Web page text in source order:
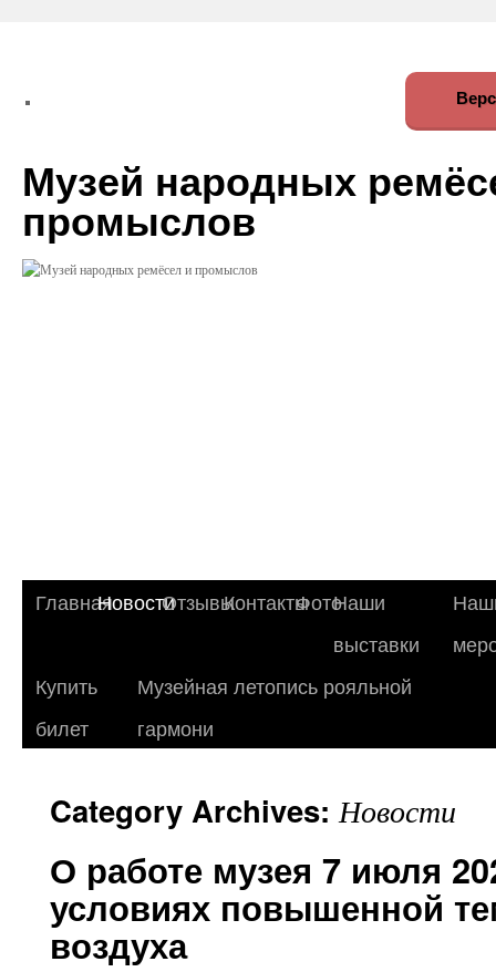
Музей народных
промыслов
ГлавнаяНовостиОтзывыКонтактыФотоНаши
выставки
Купить
билет
Музейная летопись рояльной
гармони
Category Archives:Новости
О работе музея 7 июля
условиях повышенной
воздуха